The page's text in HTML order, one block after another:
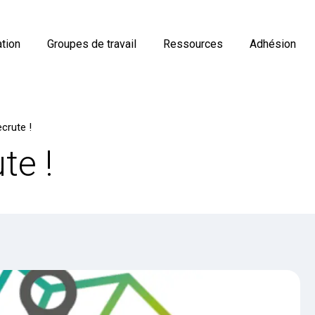
Groupes de travail Ressources Adhésion
!
!